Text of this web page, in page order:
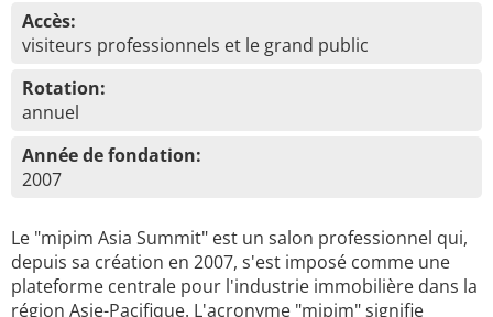
Accès:
visiteurs professionnels et le grand public
Rotation:
annuel
Année de fondation:
2007
Le "mipim Asia Summit" est un salon professionnel qui,
depuis sa création en 2007, s'est imposé comme une
plateforme centrale pour l'industrie immobilière dans la
région Asie-Pacifique. L'acronyme "mipim" signifie